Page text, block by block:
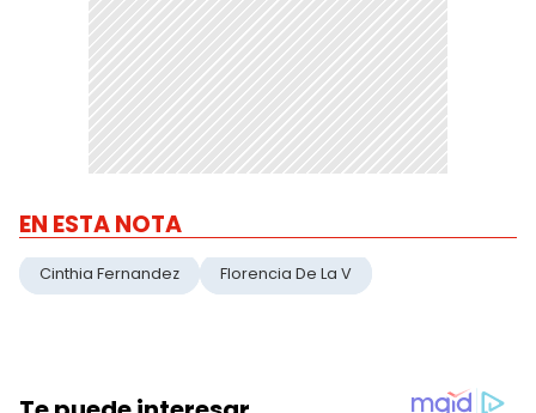
EN ESTA NOTA
Cinthia Fernandez Florencia De La V